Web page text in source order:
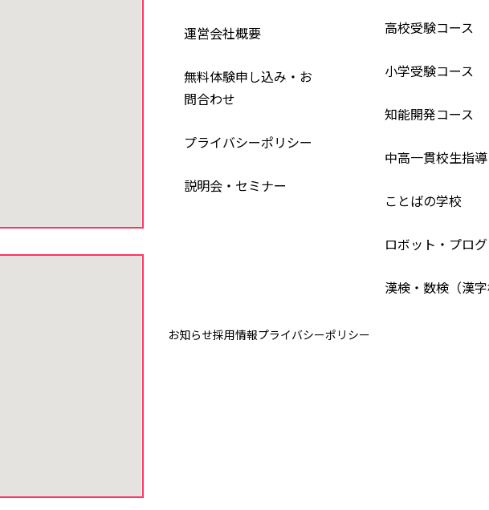
運営会社概要
無料体験申し込み・お
問合わせ
プライバシーポリシー
説明会・セミナー
高校受験コース
小学受験コース
知能開発コース
中高一貫校生指
ことばの学校
ロボット・プロ
漢検・数検（漢
お知らせ採用情報プライバシーポリシー